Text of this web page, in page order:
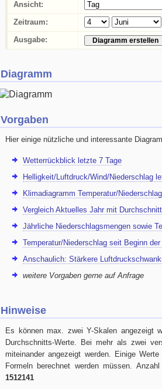
Ansicht:
Zeitraum:
Ausgabe:
Diagramm
Vorgaben
Hier einige nützliche und interessante
Wetterrückblick letzte 7 Tage
Helligkeit/Luftdruck/Wind/Niederschlag
Klimadiagramm Temperatur/Niederschlag
Vergleich Aktuelles Jahr mit Durchschnitt
Jährliche Niederschlagsmengen sowie
Temperatur/Niederschlag seit Beginn
Anschaulich: Stärkere
weitere Vorgaben gerne auf Anfrage
Hinweise
Es können max. zwei Y-Skalen angezeigt
Durchschnitts-Werte. Bei mehr als zwei
miteinander angezeigt werden. Einige
Formeln berechnet werden müssen.
1512141